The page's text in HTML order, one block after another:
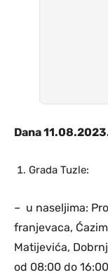
Dana
Grada Tuzle:
– u naseljima:
franjevaca,
Matijevića,
od 08:00 do